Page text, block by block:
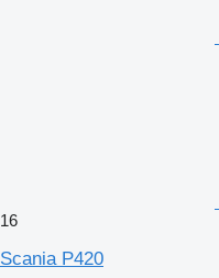
16
Scania P420